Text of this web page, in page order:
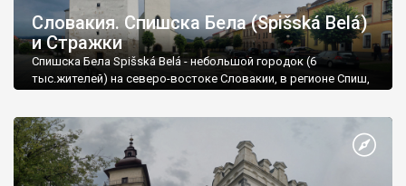
Словакия. Спишска Бела (Spišská Belá)
и Стражки
Спишска Бела Spišská Belá - небольшой городок (6
тыс.жителей) на северо-востоке Словакии, в регионе Спиш,